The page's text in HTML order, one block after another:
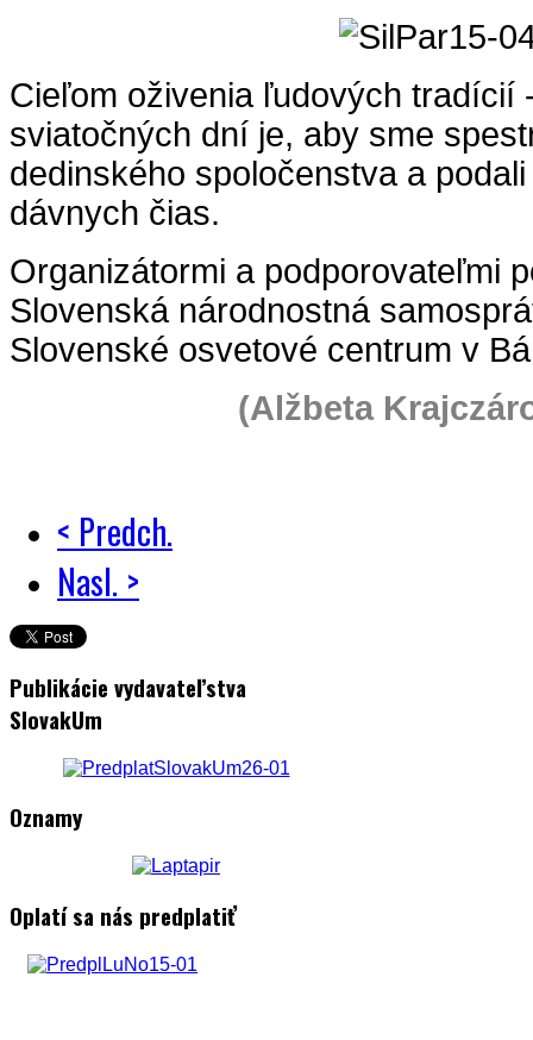
Cieľom oživenia ľudových tradícií
sviatočných dní je, aby sme
dedinského spoločenstva a
dávnych čias.
Organizátormi a podporovateľmi
Slovenská národnostná
Slovenské osvetové centrum v
(Alžbeta
< Predch.
Nasl. >
Publikácie vydavateľstva
SlovakUm
Oznamy
Oplatí sa nás predplatiť